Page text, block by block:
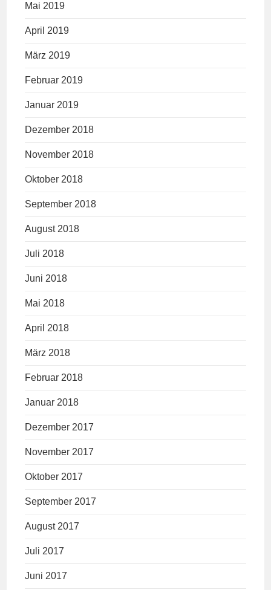
Mai 2019
April 2019
März 2019
Februar 2019
Januar 2019
Dezember 2018
November 2018
Oktober 2018
September 2018
August 2018
Juli 2018
Juni 2018
Mai 2018
April 2018
März 2018
Februar 2018
Januar 2018
Dezember 2017
November 2017
Oktober 2017
September 2017
August 2017
Juli 2017
Juni 2017